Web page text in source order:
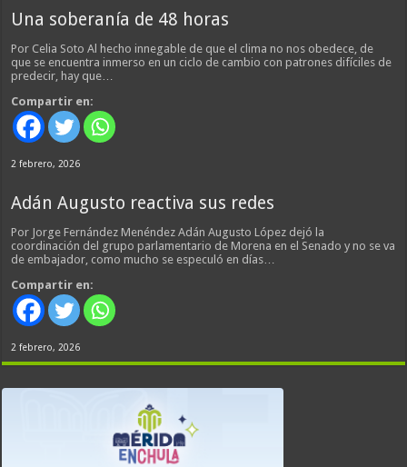
Una soberanía de 48 horas
Por Celia Soto Al hecho innegable de que el clima no nos obedece, de
que se encuentra inmerso en un ciclo de cambio con patrones difíciles de
predecir, hay que…
Compartir en:
2 febrero, 2026
Adán Augusto reactiva sus redes
Por Jorge Fernández Menéndez Adán Augusto López dejó la
coordinación del grupo parlamentario de Morena en el Senado y no se va
de embajador, como mucho se especuló en días…
Compartir en:
2 febrero, 2026